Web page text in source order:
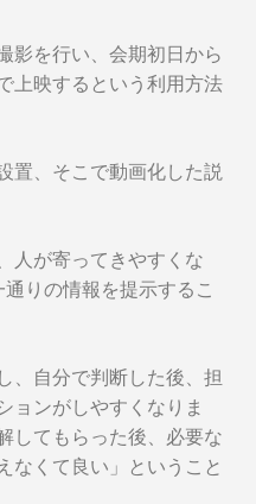
影を行い、会期初日から
上映するという利用方法
置、そこで動画化した説
人が寄ってきやすくな
りの情報を提示するこ
、自分で判断した後、担
ョンがしやすくなりま
してもらった後、必要な
なくて良い」ということ